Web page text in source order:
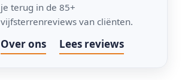
je terug in de 85+
vijfsterrenreviews van cliënten.
Over ons Lees reviews